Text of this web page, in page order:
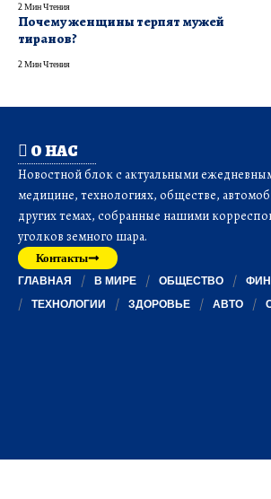
2 Мин Чтения
Почему женщины терпят мужей
тиранов?
2 Мин Чтения
О НАС
Новостной блок с актуальными
медицине, технологиях, обществе,
других темах, собранные нашими
уголков земного шара.
Контакты
ГЛАВНАЯ В МИРЕ ОБЩЕСТВО
ТЕХНОЛОГИИ
ЗДОРОВЬЕ АВТО